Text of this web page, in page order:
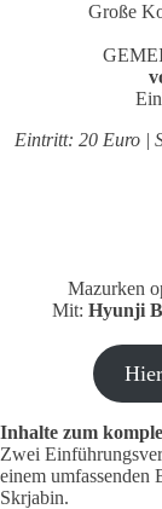
Große
Eintritt: 20 Euro |
Mazurken
Mit: Hyunji
Inhalte zum
Zwei
einem
Skrjabin.